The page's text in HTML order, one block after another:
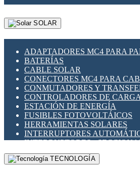
SOLAR
ADAPTADORES MC4 PARA
BATERÍAS
CABLE SOLAR
CONECTORES MC4 PARA
CONMUTADORES Y
CONTROLADORES DE
ESTACIÓN DE ENERGÍA
FUSIBLES FOTOVOLTÁICOS
HERRAMIENTAS SOLARES
INTERRUPTORES
INTERRUPTORES -
FOTOVOLTÁICOS
MONTAJE PANEL SOLAR
TECNOLOGÍA